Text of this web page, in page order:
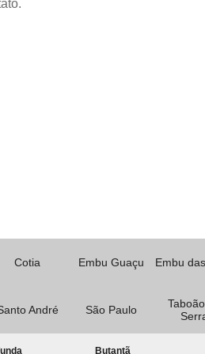
Cotia Embu Guaçu Embu
André São Paulo
Butantã